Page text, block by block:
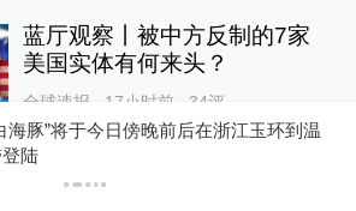
蓝厅观察丨被中方反制的7家
美国实体有何来头？
全球速报 17小时前 34评
美上诉法院叫停白宫宴会厅施
傍晚前后在浙江玉环到温